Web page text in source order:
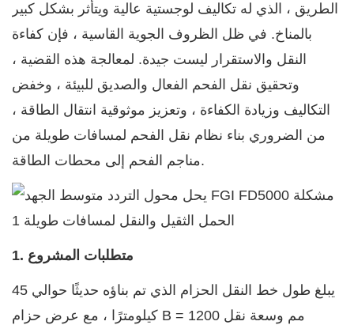
الطريق ، الذي له تكاليف لوجستية عالية ويتأثر بشكل كبير
بالمناخ. في ظل الظروف الجوية القاسية ، فإن كفاءة
النقل والاستقرار ليست جيدة. لمعالجة هذه القضية ،
وتحقيق نقل الفحم الفعال والصديق للبيئة ، وخفض
التكاليف وزيادة الكفاءة ، وتعزيز موثوقية انتقال الطاقة ،
من الضروري بناء نظام نقل الفحم لمسافات طويلة من
مناجم الفحم إلى محطات الطاقة.
1. متطلبات المشروع
يبلغ طول خط النقل الحزام الذي تم بناؤه حديثًا حوالي 45
كيلومترًا ، مع عرض حزام B = 1200 مم وسعة نقل